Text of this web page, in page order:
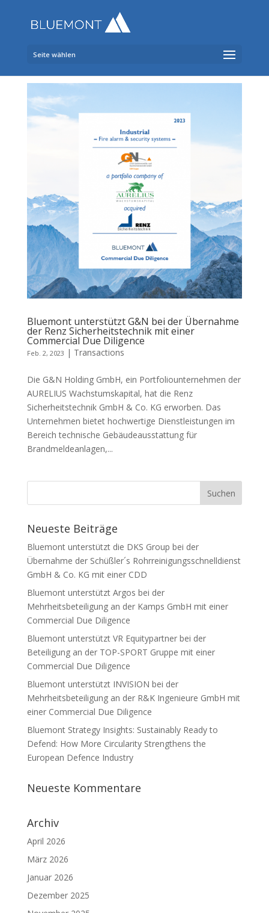
Seite wählen
Bluemont unterstützt G&N bei der Übernahme
der Renz Sicherheitstechnik mit einer
Commercial Due Diligence
Feb. 2, 2023 | Transactions
Die G&N Holding GmbH, ein Portfoliounternehmen der
AURELIUS Wachstumskapital, hat die Renz
Sicherheitstechnik GmbH & Co. KG erworben. Das
Unternehmen bietet hochwertige Dienstleistungen im
Bereich technische Gebäudeausstattung für
Brandmeldeanlagen,...
Neueste Beiträge
Bluemont unterstützt die DKS Group bei der
Übernahme der Schüßler´s Rohrreinigungsschnelldienst
GmbH & Co. KG mit einer CDD
Bluemont unterstützt Argos bei der
Mehrheitsbeteiligung an der Kamps GmbH mit einer
Commercial Due Diligence
Bluemont unterstützt VR Equitypartner bei der
Beteiligung an der TOP-SPORT Gruppe mit einer
Commercial Due Diligence
Bluemont unterstützt INVISION bei der
Mehrheitsbeteiligung an der R&K Ingenieure GmbH mit
einer Commercial Due Diligence
Bluemont Strategy Insights: Sustainably Ready to
Defend: How More Circularity Strengthens the
European Defence Industry
Neueste Kommentare
Archiv
April 2026
März 2026
Januar 2026
Dezember 2025